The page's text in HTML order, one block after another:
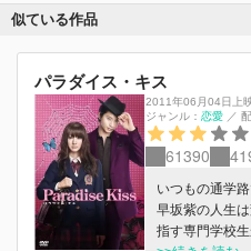
似ている作品
パラダイス・キス
2011年06月04日上
ジャンル： 恋愛 ／
61390
いつもの通学
早坂紫の人生
指す専門学校